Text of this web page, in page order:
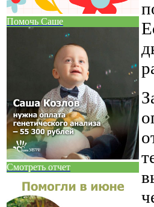
Помочь Саше
Смотреть отчет